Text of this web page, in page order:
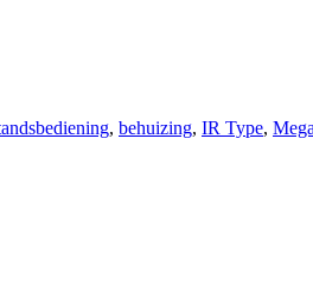
, behuizing, IR Type,